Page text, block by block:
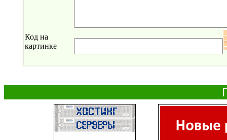
Код на
картинке